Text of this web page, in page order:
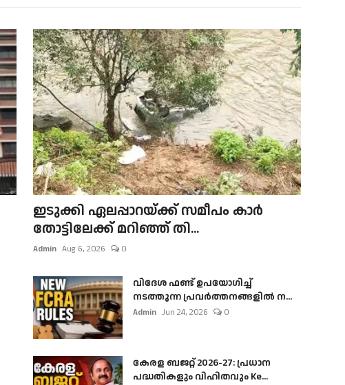
ഇടുക്കി ഏലപ്പാറയ്ക്ക് സമീപം കാർ
തോട്ടിലേക്ക് മറിഞ്ഞ് തി...
Admin Aug 6, 2026 0
വിദേശ ഫണ്ട് ഉപയോഗിച്ച്
നടത്തുന്ന പ്രവർത്തനങ്ങളിൽ ന...
Admin Jun 24, 2026 0
കേരള ബജറ്റ് 2026-27: പ്രധാന
പദ്ധതികളും വിഹിതവും Ke...